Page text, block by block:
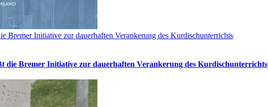
Bremer Initiative zur dauerhaften Verankerung des Kurdischunterrichts
die Bremer Initiative zur dauerhaften Verankerung des Kurdischunterrichts